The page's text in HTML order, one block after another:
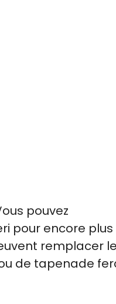
pouvez
pour encore plus
remplacer le
de tapenade